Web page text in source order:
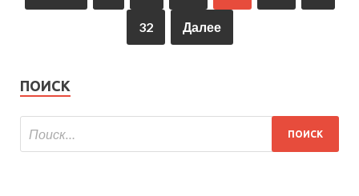
32 Далее
ПОИСК